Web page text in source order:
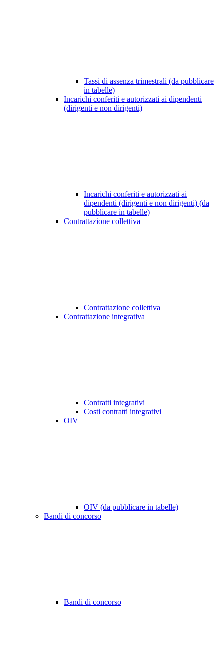
Tassi di assenza trimestrali (da pubblicare
in tabelle)
Incarichi conferiti e autorizzati ai dipendenti
(dirigenti e non dirigenti)
Incarichi conferiti e autorizzati ai
dipendenti (dirigenti e non dirigenti) (da
pubblicare in tabelle)
Contrattazione collettiva
Contrattazione collettiva
Contrattazione integrativa
Contratti integrativi
Costi contratti integrativi
OIV
OIV (da pubblicare in tabelle)
Bandi di concorso
Bandi di concorso